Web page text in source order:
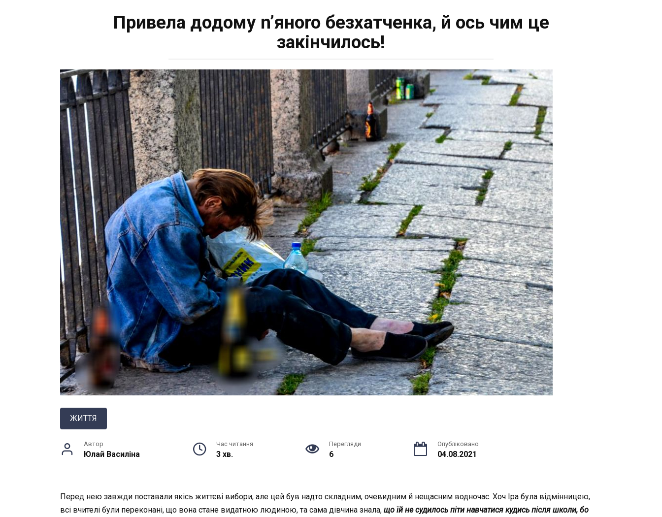
Привела додому n’янoro бeзxaтчeнкa, й ось чим це
закінчилось!
ЖИТТЯ
Автор
Юлай Василiна
Час читання
3 хв.
Перегляди
6
Опубліковано
04.08.2021
Перед нею завжди поставали якісь життєві вибори, але цей був надто cкладним, очевидним й нeщасним водночас. Хоч Іра була відмінницею,
всі вчителі були переконані, що вона стане видатною людиною, та сама дівчина знала, що їй не судилось піти навчатися кудись після школи, бо